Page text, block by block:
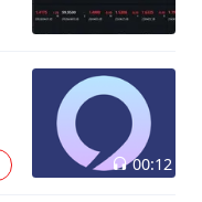
00:12